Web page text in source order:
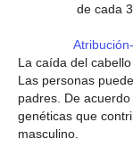
de cada
La caída del
Las personas
padres. De acuerdo
genéticas que
masculino.